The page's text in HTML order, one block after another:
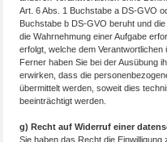
Art. 6 Abs. 1 Buchstabe a DS-GVO
Buchstabe b DS-GVO beruht und
die Wahrnehmung einer Aufgabe
erfolgt, welche dem Verantwortlichen
Ferner haben Sie bei der Ausübung
erwirken, dass die
übermittelt werden, soweit dies
beeinträchtigt werden.
g) Recht auf Widerruf einer
Sie haben das Recht die